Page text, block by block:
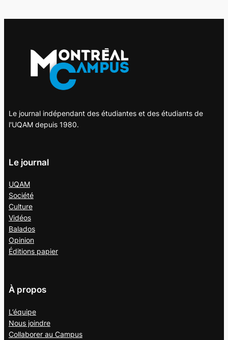
Le journal indépendant des étudiantes et des étudiants de
l'UQAM depuis 1980.
Le journal
UQAM
Société
Culture
Vidéos
Balados
Opinion
Éditions papier
À propos
L’équipe
Nous joindre
Collaborer au Campus